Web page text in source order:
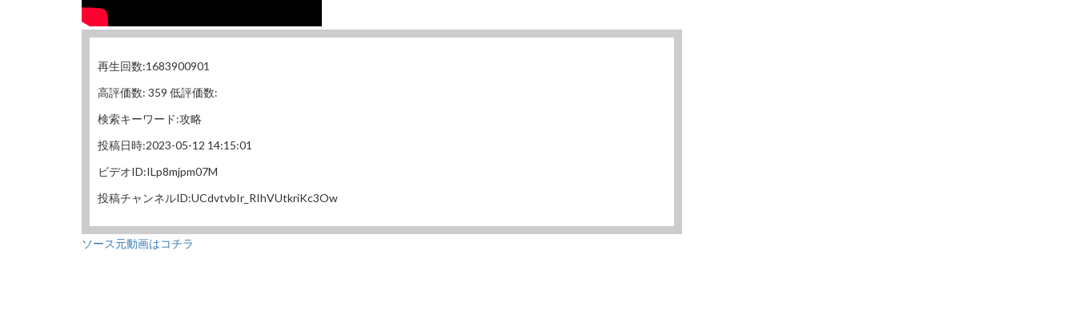
再生回数:1683900901
高評価数: 359 低評価数:
検索キーワード:攻略
投稿日時:2023-05-12 14:15:01
ビデオID:ILp8mjpm07M
投稿チャンネルID:UCdvtvbIr_RIhVUtkriKc3Ow
ソース元動画はコチラ